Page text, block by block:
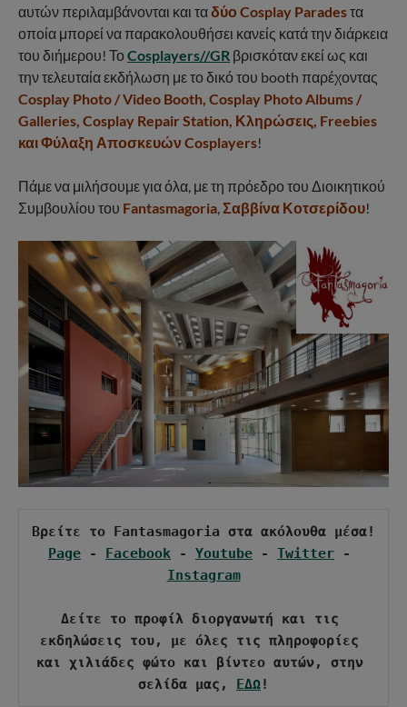
αυτών περιλαμβάνονται και ταδύο Cosplay Paradesτα
οποία μπορεί να παρακολουθήσει κανείς κατά την διάρκεια
του διήμερου! Το Cosplayers//GR βρισκόταν εκεί ως και
την τελευταία εκδήλωση με το δικό του booth παρέχοντας
Cosplay Photo / Video Booth, Cosplay Photo Albums /
Galleries, Cosplay Repair Station, Κληρώσεις, Freebies
και Φύλαξη Αποσκευών Cosplayers!
Πάμε να μιλήσουμε για όλα, με τη πρόεδρο του Διοικητικού
Συμβουλίου του Fantasmagoria,Σαββίνα Κοτσερίδου!
Page - Facebook - Youtube - Twitter
Instagram
Δείτε το προφίλ διοργανωτή και τις
εκδηλώσεις του, με όλες τις πληροφορίες
και χιλιάδες φώτο και βίντεο αυτών, στην
σελίδα μας, ΕΔΩ